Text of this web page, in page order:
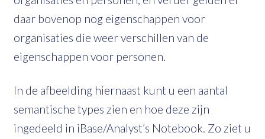
daar bovenop nog eigenschappen voor
organisaties die weer verschillen van de
eigenschappen voor personen.
In de afbeelding hiernaast kunt u een aantal
semantische types zien en hoe deze zijn
ingedeeld in iBase/Analyst’s Notebook. Zo ziet u